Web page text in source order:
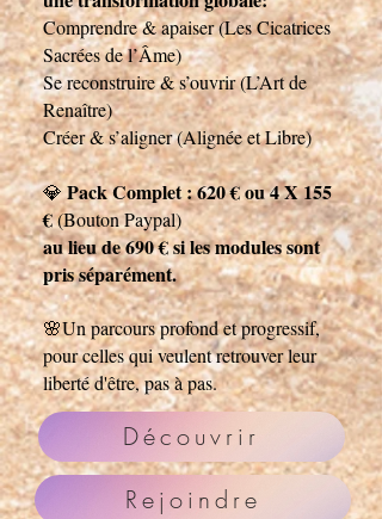
Comprendre & apaiser (Les Cicatrices
Sacrées de l’Âme)
Se reconstruire & s’ouvrir (L’Art de
Renaître)
Créer & s’aligner (Alignée et Libre)
💎Pack Complet : 620 € ou 4 X 155
€(Bouton Paypal)
au lieu de 690 € si les modules sont
pris séparément.
🌸Un parcours profond et progressif,
pour celles qui veulent retrouver leur
liberté d'être, pas à pas.
Découvrir
Rejoindre